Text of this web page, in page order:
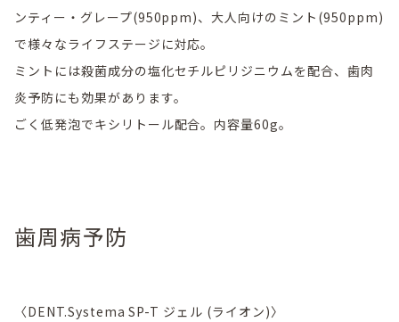
ンティー・グレープ(950ppm)、大人向けのミント(950ppm)
で様々なライフステージに対応。
ミントには殺菌成分の塩化セチルピリジニウムを配合、歯肉
炎予防にも効果があります。
ごく低発泡でキシリトール配合。内容量60g。
歯周病予防
〈DENT.Systema SP-T ジェル (ライオン)〉